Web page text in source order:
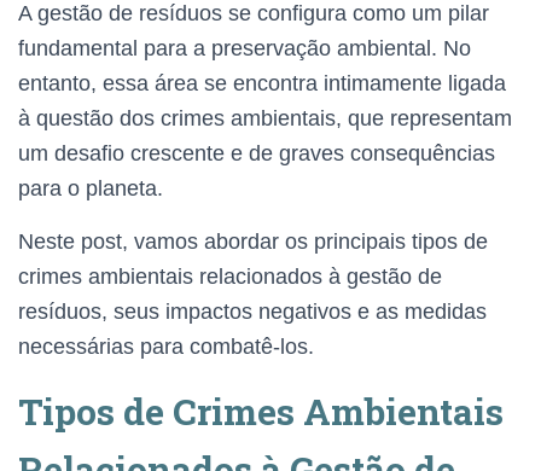
A gestão de resíduos se configura como um pilar
fundamental para a preservação ambiental. No
entanto, essa área se encontra intimamente ligada
à questão dos crimes ambientais, que representam
um desafio crescente e de graves consequências
para o planeta.
Neste post, vamos abordar os principais tipos de
crimes ambientais relacionados à gestão de
resíduos, seus impactos negativos e as medidas
necessárias para combatê-los.
Tipos de Crimes Ambientais